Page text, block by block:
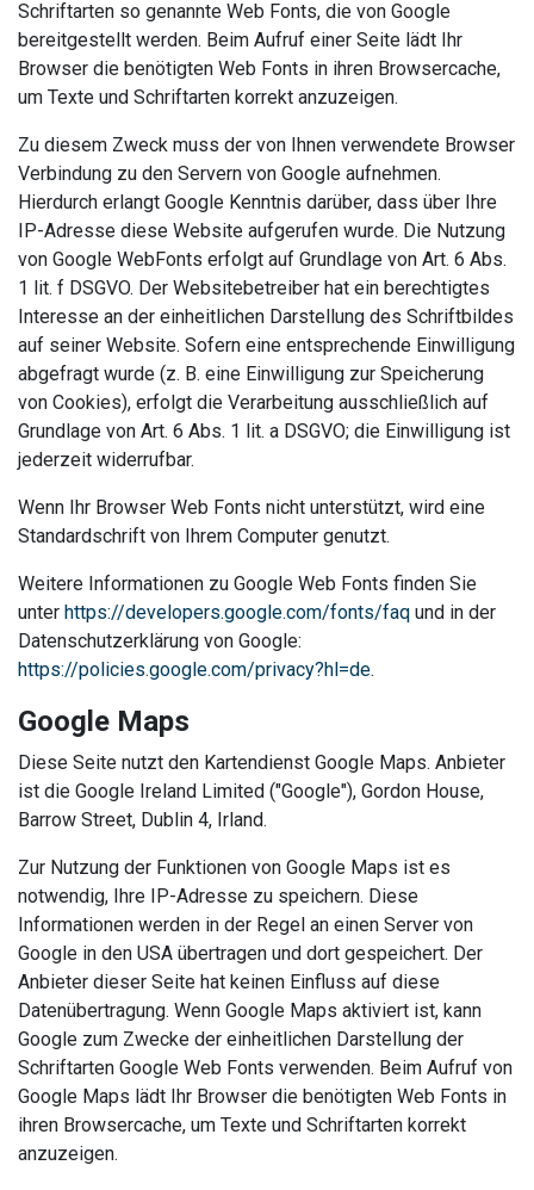
Schriftarten so genannte Web Fonts, die von Google
bereitgestellt werden. Beim Aufruf einer Seite lädt Ihr
Browser die benötigten Web Fonts in ihren Browsercache,
um Texte und Schriftarten korrekt anzuzeigen.
Zu diesem Zweck muss der von Ihnen verwendete Browser
Verbindung zu den Servern von Google aufnehmen.
Hierdurch erlangt Google Kenntnis darüber, dass über Ihre
IP-Adresse diese Website aufgerufen wurde. Die Nutzung
von Google WebFonts erfolgt auf Grundlage von Art. 6 Abs.
1 lit. f DSGVO. Der Websitebetreiber hat ein berechtigtes
Interesse an der einheitlichen Darstellung des Schriftbildes
auf seiner Website. Sofern eine entsprechende Einwilligung
abgefragt wurde (z. B. eine Einwilligung zur Speicherung
von Cookies), erfolgt die Verarbeitung ausschließlich auf
Grundlage von Art. 6 Abs. 1 lit. a DSGVO; die Einwilligung ist
jederzeit widerrufbar.
Wenn Ihr Browser Web Fonts nicht unterstützt, wird eine
Standardschrift von Ihrem Computer genutzt.
Weitere Informationen zu Google Web Fonts finden Sie
unter https://developers.google.com/fonts/faq und in der
Datenschutzerklärung von Google:
https://policies.google.com/privacy?hl=de.
Google Maps
Diese Seite nutzt den Kartendienst Google Maps. Anbieter
ist die Google Ireland Limited ("Google"), Gordon House,
Barrow Street, Dublin 4, Irland.
Zur Nutzung der Funktionen von Google Maps ist es
notwendig, Ihre IP-Adresse zu speichern. Diese
Informationen werden in der Regel an einen Server von
Google in den USA übertragen und dort gespeichert. Der
Anbieter dieser Seite hat keinen Einfluss auf diese
Datenübertragung. Wenn Google Maps aktiviert ist, kann
Google zum Zwecke der einheitlichen Darstellung der
Schriftarten Google Web Fonts verwenden. Beim Aufruf von
Google Maps lädt Ihr Browser die benötigten Web Fonts in
ihren Browsercache, um Texte und Schriftarten korrekt
anzuzeigen.